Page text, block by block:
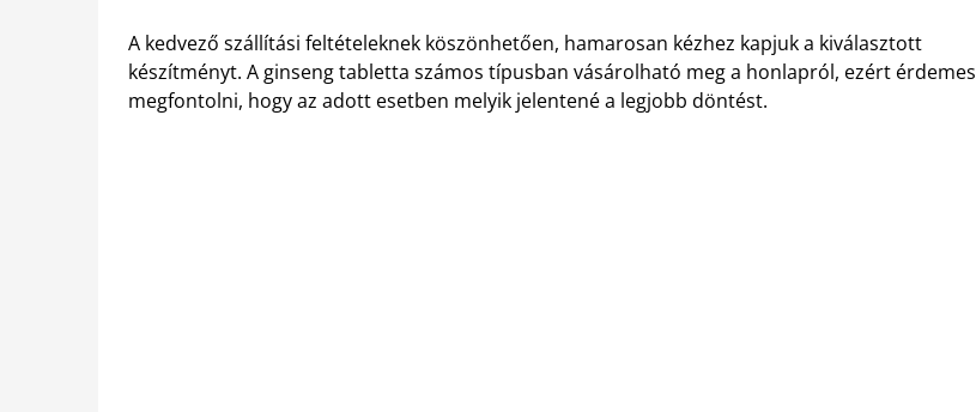
A kedvező szállítási feltételeknek köszönhetően, hamarosan kézhez kapjuk a kiválasztott
készítményt. A ginseng tabletta számos típusban vásárolható meg a honlapról, ezért érdemes
megfontolni, hogy az adott esetben melyik jelentené a legjobb döntést.